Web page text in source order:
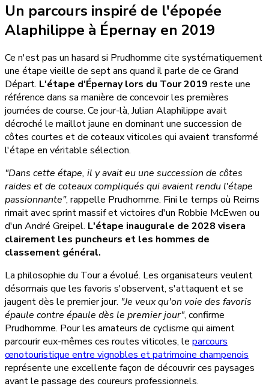
Un parcours inspiré de l'épopée
Alaphilippe à Épernay en 2019
Ce n'est pas un hasard si Prudhomme cite systématiquement
une étape vieille de sept ans quand il parle de ce Grand
Départ. L'étape d'Épernay lors du Tour 2019 reste une
référence dans sa manière de concevoir les premières
journées de course. Ce jour-là, Julian Alaphilippe avait
décroché le maillot jaune en dominant une succession de
côtes courtes et de coteaux viticoles qui avaient transformé
l'étape en véritable sélection.
"Dans cette étape, il y avait eu une succession de côtes
raides et de coteaux compliqués qui avaient rendu l'étape
passionnante", rappelle Prudhomme. Fini le temps où Reims
rimait avec sprint massif et victoires d'un Robbie McEwen ou
d'un André Greipel. L'étape inaugurale de 2028 visera
clairement les puncheurs et les hommes de
classement général.
La philosophie du Tour a évolué. Les organisateurs veulent
désormais que les favoris s'observent, s'attaquent et se
jaugent dès le premier jour. "Je veux qu'on voie des favoris
épaule contre épaule dès le premier jour", confirme
Prudhomme. Pour les amateurs de cyclisme qui aiment
parcourir eux-mêmes ces routes viticoles, le parcours
œnotouristique entre vignobles et patrimoine champenois
représente une excellente façon de découvrir ces paysages
avant le passage des coureurs professionnels.